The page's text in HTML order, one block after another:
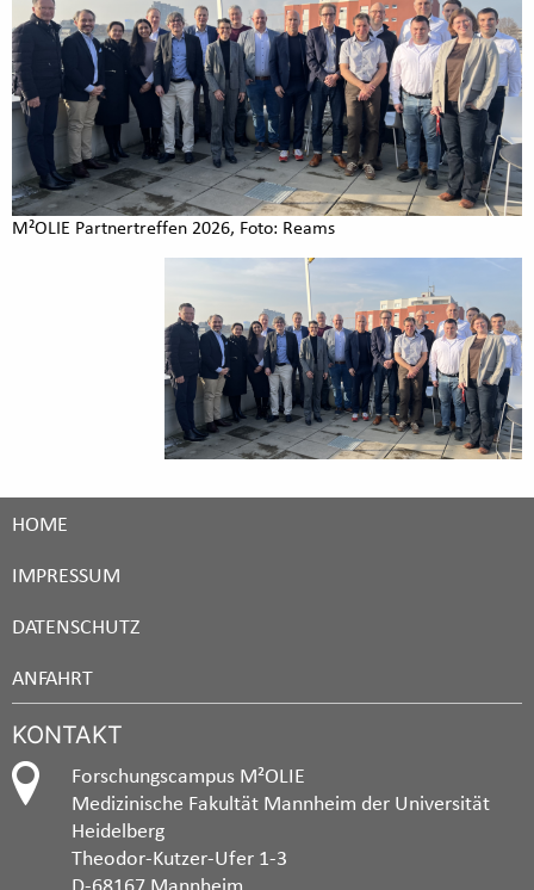
M²OLIE Partnertreffen 2026, Foto: Reams
HOME
IMPRESSUM
DATENSCHUTZ
ANFAHRT
KONTAKT
Forschungscampus M²OLIE
Medizinische Fakultät Mannheim der Universität
Heidelberg
Theodor-Kutzer-Ufer 1-3
D-68167 Mannheim